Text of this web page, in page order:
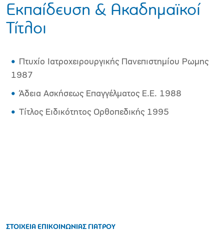
Εκπαίδευση & Ακαδημαϊκοί
Τίτλοι
Πτυχίο Ιατροχειρουργικής Πανεπιστημίου Ρωμης
1987
Άδεια Ασκήσεως Επαγγέλματος Ε.Ε. 1988
Τίτλος Ειδικότητος Ορθοπεδικής 1995
ΣΤΟΙΧΕΙΑ ΕΠΙΚΟΙΝΩΝΙΑΣ ΓΙΑΤΡΟΥ